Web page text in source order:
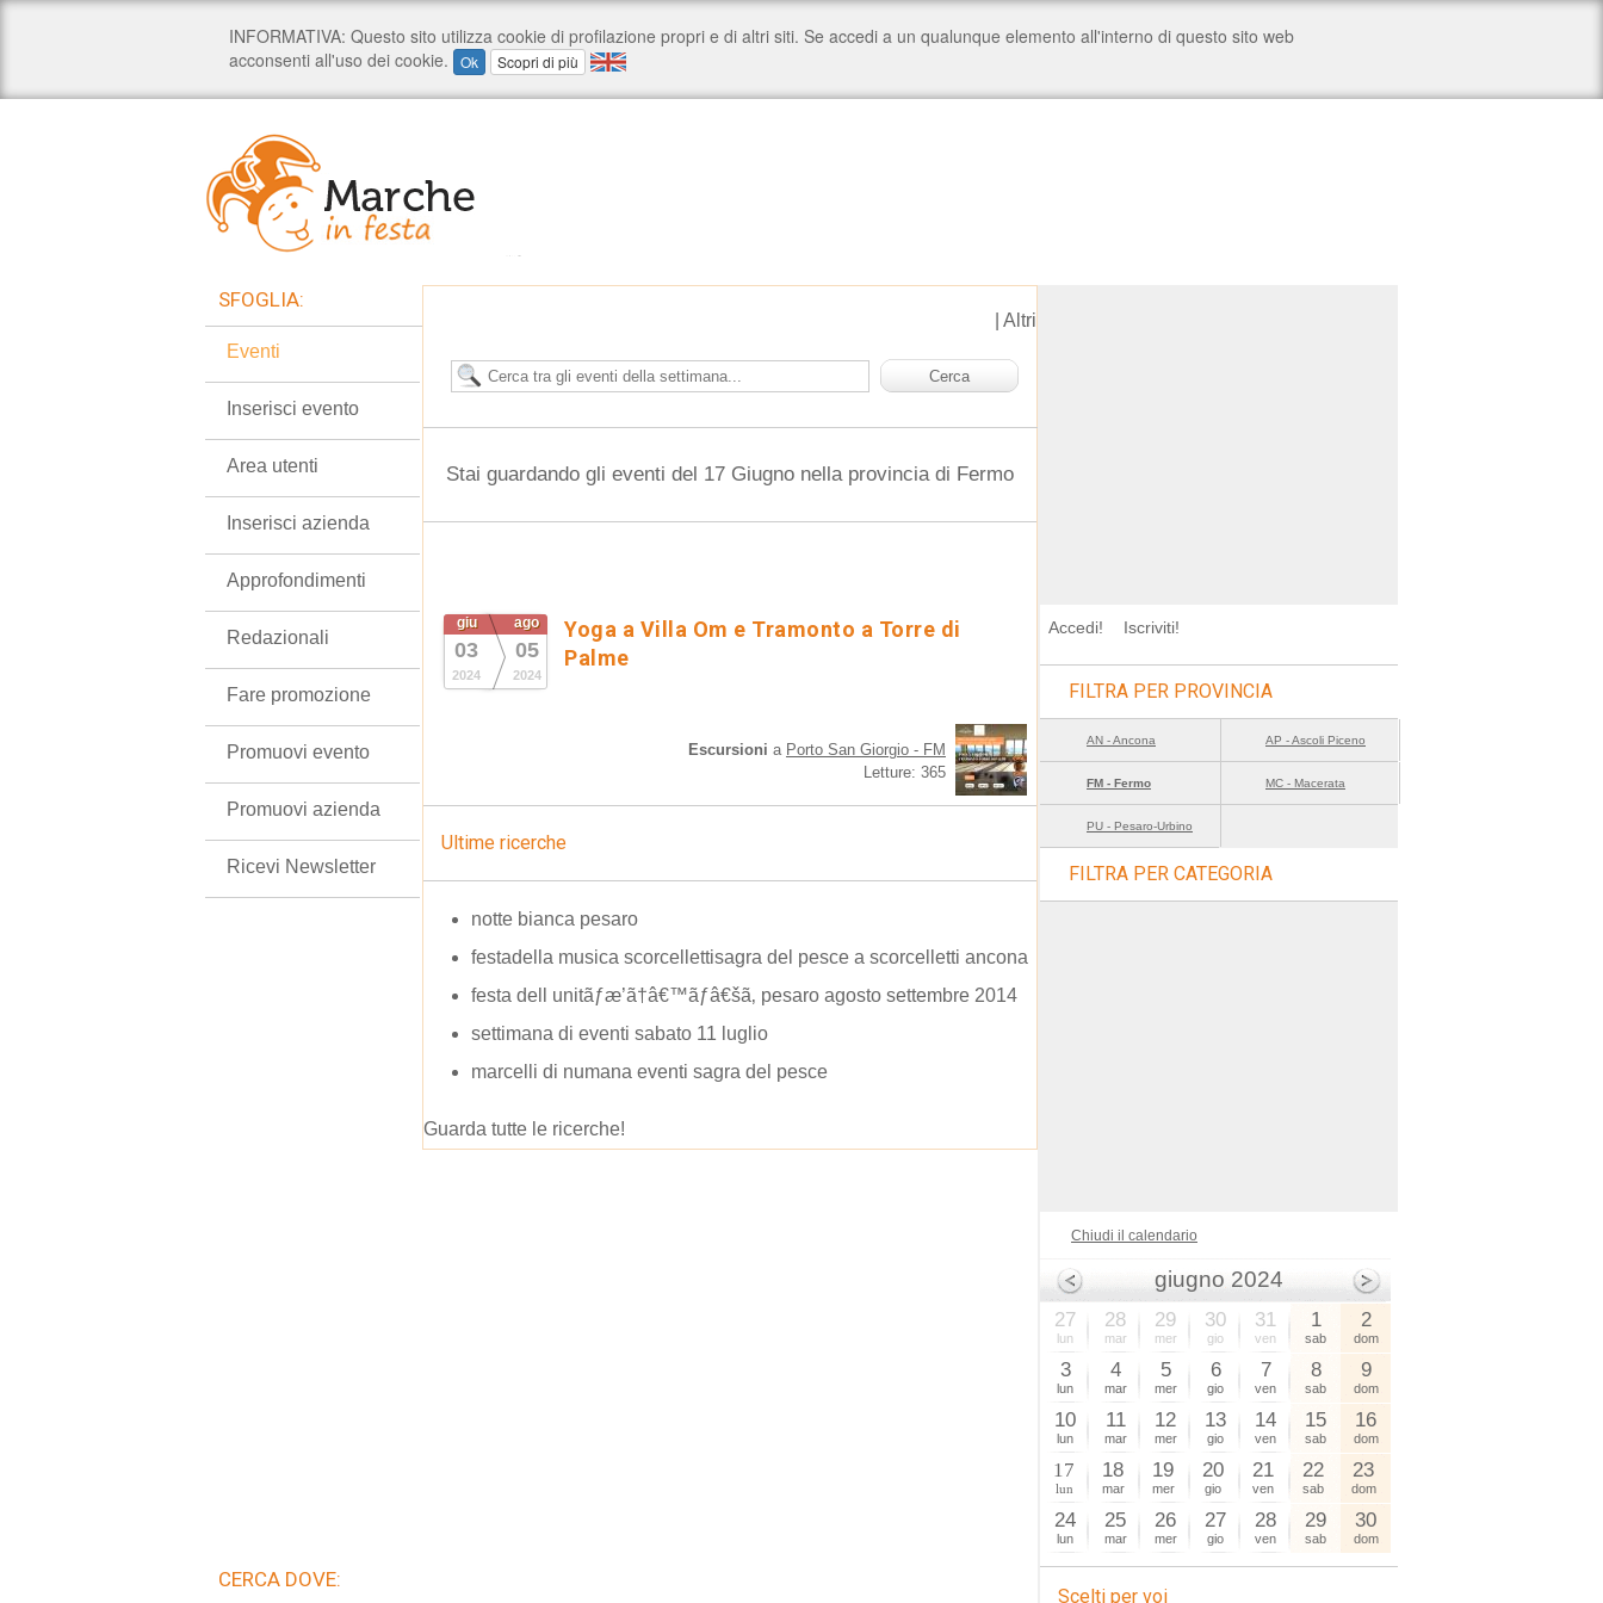
Altri
Stai guardando gli eventi del 17 Giugno nella provincia di Fermo
giu
03
2024
ago
05
2024
Yoga a Villa Om e Tramonto a Torre di
Palme
Escursioni a Porto San Giorgio - FM
Letture: 365
Ultime ricerche
notte bianca pesaro
festadella musica scorcellettisagra del pesce a scorcelletti ancona
festa dell unitãƒæ’ã†â€™ãƒâ€šã‚ pesaro agosto settembre 2014
settimana di eventi sabato 11 luglio
marcelli di numana eventi sagra del pesce
Guarda tutte le ricerche!
SFOGLIA:
Eventi
Inserisci evento
Area utenti
Inserisci azienda
Approfondimenti
Redazionali
Fare promozione
Promuovi evento
Promuovi azienda
Ricevi Newsletter
CERCA DOVE:
Accedi! Iscriviti!
FILTRA PER PROVINCIA
AN - Ancona AP - Ascoli Piceno
FM - Fermo MC - Macerata
PU - Pesaro-Urbino
FILTRA PER CATEGORIA
Chiudi il calendario
giugno 2024
27
lun
28
mar
29
mer
30
gio
31
ven
1
sab
2
dom
3
lun
4
mar
5
mer
6
gio
7
ven
8
sab
9
dom
10
lun
11
mar
12
mer
13
gio
14
ven
15
sab
16
dom
17
lun
18
mar
19
mer
20
gio
21
ven
22
sab
23
dom
24
lun
25
mar
26
mer
27
gio
28
ven
29
sab
30
dom
Scelti per voi